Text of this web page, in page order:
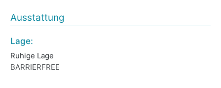
Ausstattung
Lage:
Ruhige Lage
BARRIERFREE